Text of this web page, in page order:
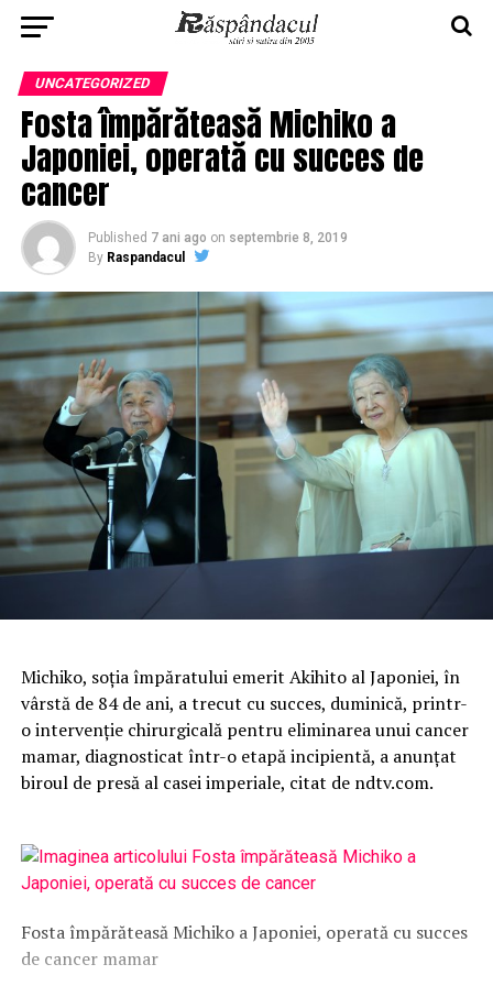
UNCATEGORIZED
Fosta împărăteasă Michiko a
Japoniei, operată cu succes de
cancer
Published 7 ani ago on septembrie 8, 2019
By Raspandacul
Michiko, soţia împăratului emerit Akihito al Japoniei, în
vârstă de 84 de ani, a trecut cu succes, duminică, printr-
o intervenţie chirurgicală pentru eliminarea unui cancer
mamar, diagnosticat într-o etapă incipientă, a anunţat
biroul de presă al casei imperiale, citat de ndtv.com.
Fosta împărăteasă Michiko a Japoniei, operată cu succes
de cancer mamar